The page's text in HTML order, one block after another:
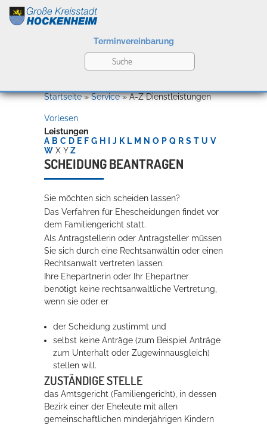
Kultur
Bildung
Wirtschaft
Rathaus
Service
Terminvereinbarung
Konzerte, Tagungen und vieles mehr
Die Stadthalle Hockenheim bietet den perfekten Standort für Events
mehr dazu...
Startseite»Service»A-Z Dienstleistungen
Vorlesen
Leistungen
A B C D E F G H J K L M N O P Q R S T U V
W X Y Z
SCHEIDUNG BEANTRAGEN
Sie möchten sich scheiden lassen?
Das Verfahren für Ehescheidungen findet vor
dem Familiengericht statt.
Als Antragstellerin oder Antragsteller müssen
Sie sich durch eine Rechtsanwältin oder einen
Rechtsanwalt vertreten lassen.
Ihre Ehepartnerin oder Ihr Ehepartner
benötigt keine rechtsanwaltliche Vertretung,
wenn sie oder er
der Scheidung zustimmt und
selbst keine Anträge (zum Beispiel Anträge
zum Unterhalt oder Zugewinnausgleich)
stellen will.
ZUSTÄNDIGE STELLE
das Amtsgericht (Familiengericht), in dessen
Bezirk einer der Eheleute mit allen
gemeinschaftlichen minderjährigen Kindern